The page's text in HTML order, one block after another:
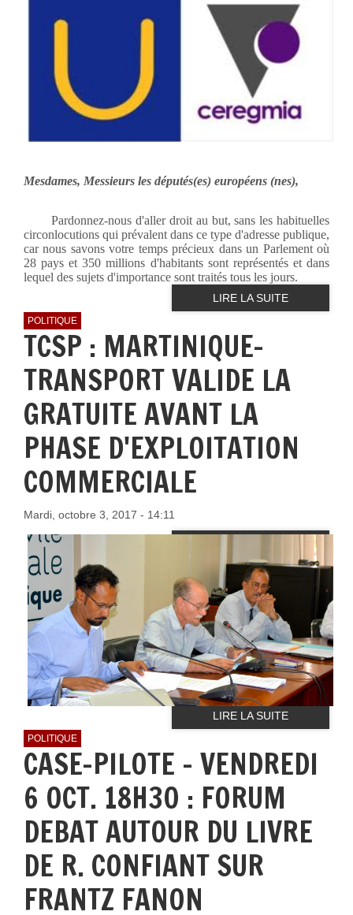
Mesdames, Messieurs les députés(es) européens (nes),
Pardonnez-nous d'aller droit au but, sans les habituelles
circonlocutions qui prévalent dans ce type d'adresse publique,
car nous savons votre temps précieux dans un Parlement où
28 pays et 350 millions d'habitants sont représentés et dans
lequel des sujets d'importance sont traités tous les jours.
LIRE LA SUITE
POLITIQUE
TCSP : MARTINIQUE-
TRANSPORT VALIDE LA
GRATUITE AVANT LA
PHASE D'EXPLOITATION
COMMERCIALE
Mardi, octobre 3, 2017 - 14:11
LIRE LA SUITE
POLITIQUE
CASE-PILOTE - VENDREDI
6 OCT. 18H30 : FORUM
DEBAT AUTOUR DU LIVRE
DE R. CONFIANT SUR
FRANTZ FANON